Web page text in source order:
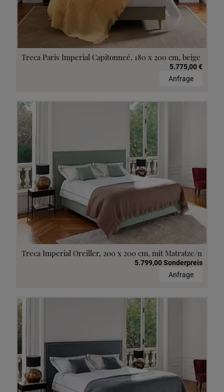
Treca Paris Imperial Capitonneé, 180 x 200 cm, beige
5.775,00 €
Anfrage
Treca Imperial Oreiller, 200 x 200 cm, mit Matratze/n
5.799,00 Sonderpreis
Anfrage